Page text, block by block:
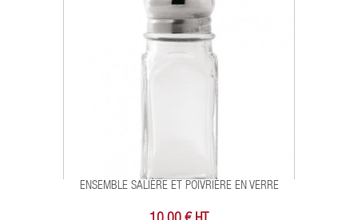
ENSEMBLE SALIÈRE ET POIVRIÈRE EN VERRE